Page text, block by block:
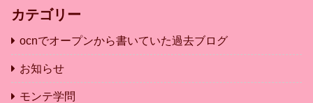
カテゴリー
ocnでオープンから書いていた過去ブログ
お知らせ
モンテ学問